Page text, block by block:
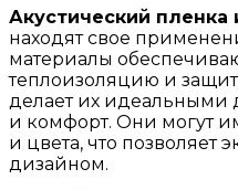
Акустический
находят свое
материалы
теплоизоляцию и
делает их идеальными
и комфорт. Они могут
и цвета, что позволяет
дизайном.